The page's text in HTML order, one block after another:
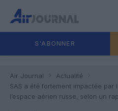
S'ABONNER
Air Journal
Actualité
SAS a été fortement impactée par
l’espace aérien russe, selon un